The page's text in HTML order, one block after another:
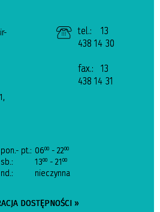
tel.:
13
438 14 30
fax.:
13
438 14 31
pon.- pt.: 0600 - 2200
sb.: 1300 - 21 00
nd.: nieczynna
DOSTĘPNOŚCI »